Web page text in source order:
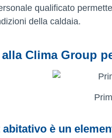
qualificato
della caldaia.
Clima Group
è un